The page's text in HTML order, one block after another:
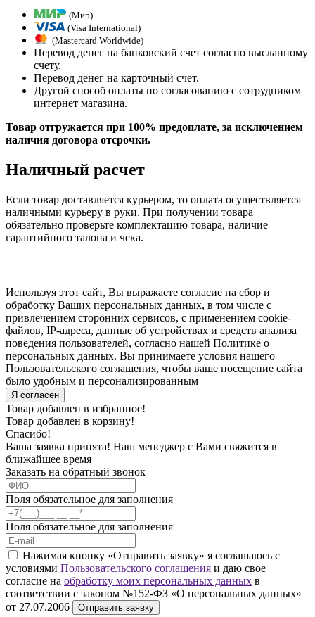
(Мир)
(Visa International)
(Mastercard Worldwide)
Перевод денег на банковский счет согласно высланному
счету.
Перевод денег на карточный счет.
Другой способ оплаты по согласованию с сотрудником
интернет магазина.
Товар отгружается при 100% предоплате, за исключением
наличия договора отсрочки.
Наличный расчет
Если товар доставляется курьером, то оплата осуществляется
наличными курьеру в руки. При получении товара
обязательно проверьте комплектацию товара, наличие
гарантийного талона и чека.
Используя этот сайт, Вы выражаете согласие на сбор и
обработку Ваших персональных данных, в том числе с
привлечением сторонних сервисов, с применением cookie-
файлов, IP-адреса, данные об устройствах и средств анализа
поведения пользователей, согласно нашей Политике о
персональных данных. Вы принимаете условия нашего
Пользовательского соглашения, чтобы ваше посещение сайта
было удобным и персонализированным
Я согласен
Товар добавлен в избранное!
Товар добавлен в корзину!
Спасибо!
Ваша заявка принята! Наш менеджер с Вами свяжится в
ближайшее время
Заказать на обратный звонок
Поля обязательное для заполнения
Поля обязательное для заполнения
Нажимая кнопку «Отправить заявку» я соглашаюсь с
условиями Пользовательского соглашения и даю свое
согласие на обработку моих персональных данных в
соответствии с законом №152-ФЗ «О персональных данных»
от 27.07.2006
Отправить заявку